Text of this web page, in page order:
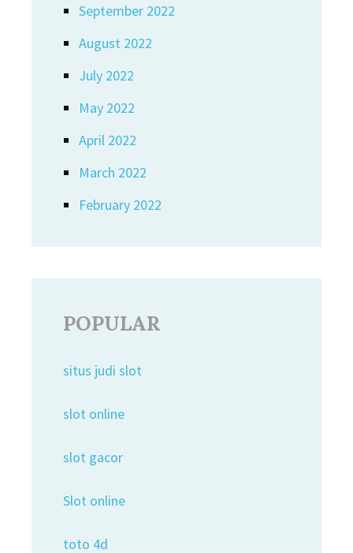
September 2022
August 2022
July 2022
May 2022
April 2022
March 2022
February 2022
POPULAR
situs judi slot
slot online
slot gacor
Slot online
toto 4d